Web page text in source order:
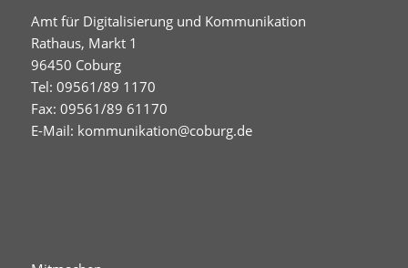
Amt für Digitalisierung und Kommunikation
Rathaus, Markt 1
96450 Coburg
Tel: 09561/89 1170
Fax: 09561/89 61170
E-Mail: kommunikation@coburg.de